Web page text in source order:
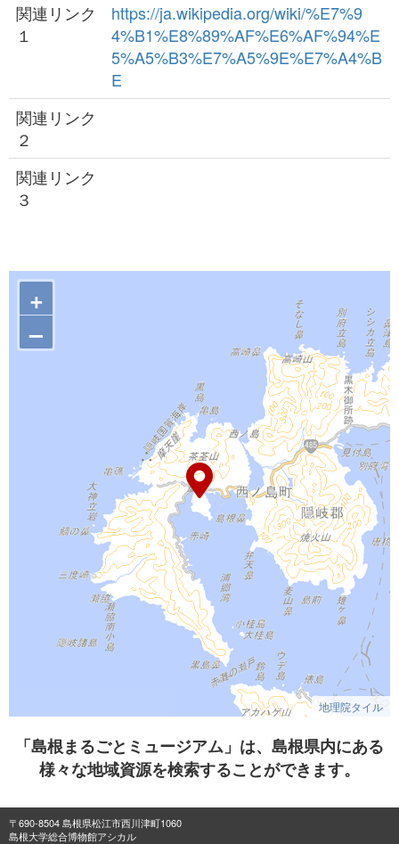
関連リンク
１
https://ja.wikipedia.org/wiki/%E7%9
4%B1%E8%89%AF%E6%AF%94%E
5%A5%B3%E7%A5%9E%E7%A4%B
E
関連リンク
２
関連リンク
３
+
–
地理院タイル
「島根まるごとミュージアム」は、島根県内にある
様々な地域資源を検索することができます。
〒690-8504 島根県松江市西川津町1060
島根大学総合博物館アシカル